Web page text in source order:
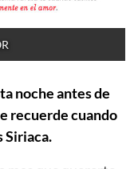
noche antes de
recuerde cuando
Siriaca.